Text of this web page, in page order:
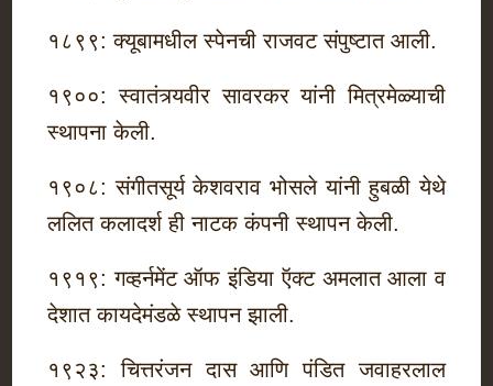
१८९९: क्यूबामधील स्पेनची राजवट संपुष्टात आली.
१९००: स्वातंत्र्यवीर सावरकर यांनी मित्रमेळ्याची
स्थापना केली.
१९०८: संगीतसूर्य केशवराव भोसले यांनी हुबळी येथे
ललित कलादर्श ही नाटक कंपनी स्थापन केली.
१९१९: गव्हर्नमेंट ऑफ इंडिया ऍक्ट अमलात आला व
देशात कायदेमंडळे स्थापन झाली.
१९२३: चित्तरंजन दास आणि पंडित जवाहरलाल